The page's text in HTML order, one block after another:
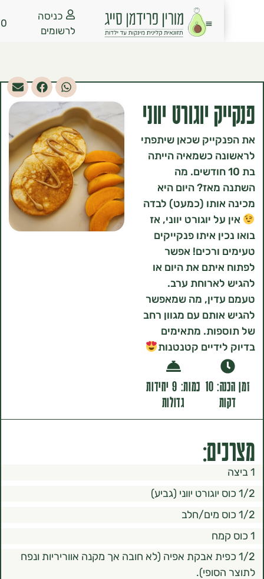
לרשומים
0.00
יוגורט יווני
שכאן שיתפתי
כשמאיה הייתה
10 חודשים. מה
היום היא
(כמעט) לבדה
יוגורט יווני, אז
איתו פנקייקים
ורכים! אפשר
את היום או
ערב.
מה שמאפשר
עם מגוון רחב
מתאימים
קטנטנות
זמן הכנה: 10
כמות: 9 יחידות
גדולות
אבקת אפיה (לא חובה אך מקנה אווריריות ונפח